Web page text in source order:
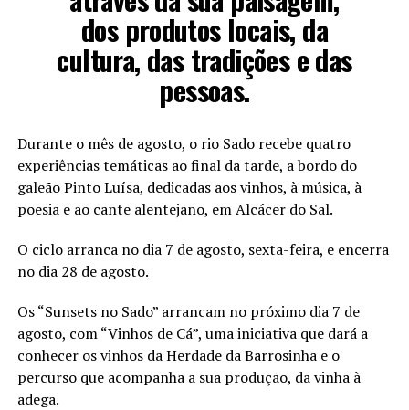
dos produtos locais, da
cultura, das tradições e das
pessoas.
Durante o mês de agosto, o rio Sado recebe quatro
experiências temáticas ao final da tarde, a bordo do
galeão Pinto Luísa, dedicadas aos vinhos, à música, à
poesia e ao cante alentejano, em Alcácer do Sal.
O ciclo arranca no dia 7 de agosto, sexta-feira, e encerra
no dia 28 de agosto.
Os “Sunsets no Sado” arrancam no próximo dia 7 de
agosto, com “Vinhos de Cá”, uma iniciativa que dará a
conhecer os vinhos da Herdade da Barrosinha e o
percurso que acompanha a sua produção, da vinha à
adega.